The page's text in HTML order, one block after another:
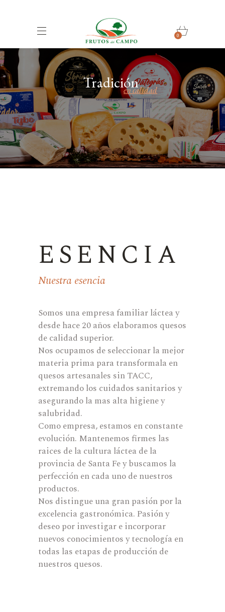
0
Tradiciónen calidad
ESENCIA
Nuestra esencia
Somos una empresa familiar láctea y
desde hace 20 años elaboramos quesos
de calidad superior.
Nos ocupamos de seleccionar la mejor
materia prima para transformala en
quesos artesanales sin TACC,
extremando los cuidados sanitarios y
asegurando la mas alta higiene y
salubridad.
Como empresa, estamos en constante
evolución. Mantenemos firmes las
raices de la cultura láctea de la
provincia de Santa Fe y buscamos la
perfección en cada uno de nuestros
productos.
Nos distingue una gran pasión por la
excelencia gastronómica. Pasión y
deseo por investigar e incorporar
nuevos conocimientos y tecnología en
todas las etapas de producción de
nuestros quesos.